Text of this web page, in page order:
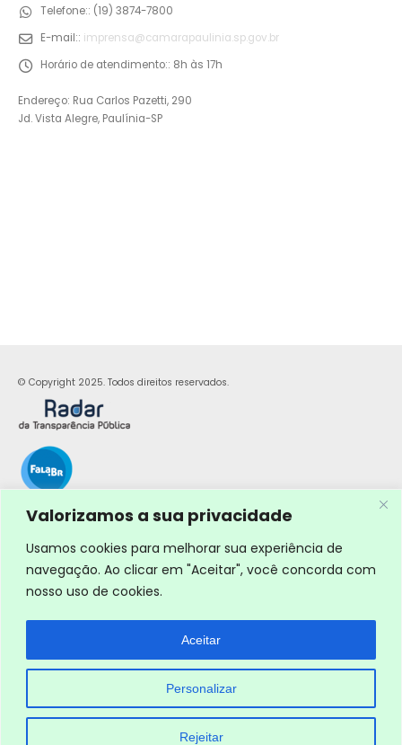
Valorizamos a sua privacidade
Usamos cookies para melhorar sua experiência de
navegação. Ao clicar em "Aceitar", você concorda com
nosso uso de cookies.
Personalizar
Rejeitar
Aceitar
Telefone:: (19) 3874-7800
E-mail:: imprensa@camarapaulinia.sp.gov.br
Horário de atendimento:: 8h às 17h
Endereço: Rua Carlos Pazetti, 290
Jd. Vista Alegre, Paulínia-SP
© Copyright 2025. Todos direitos reservados.